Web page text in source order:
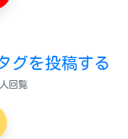
グを投稿する
回覧